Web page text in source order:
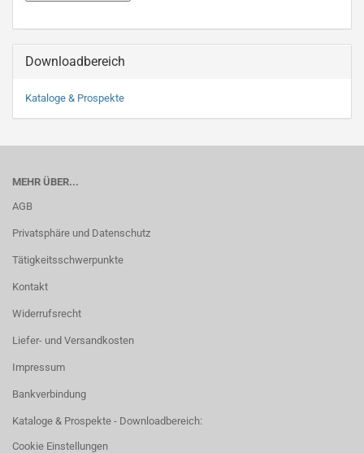
Downloadbereich
Kataloge & Prospekte
MEHR ÜBER...
AGB
Privatsphäre und Datenschutz
Tätigkeitsschwerpunkte
Kontakt
Widerrufsrecht
Liefer- und Versandkosten
Impressum
Bankverbindung
Kataloge & Prospekte - Downloadbereich:
Cookie Einstellungen